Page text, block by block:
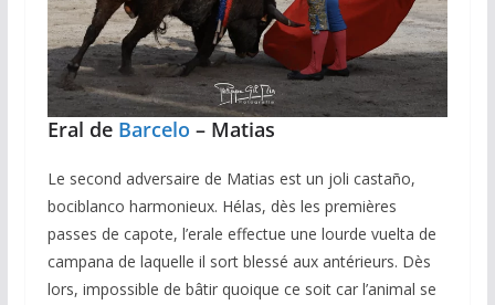
Eral de Barcelo – Matias
Le second adversaire de Matias est un joli castaño,
bociblanco harmonieux. Hélas, dès les premières
passes de capote, l’erale effectue une lourde vuelta de
campana de laquelle il sort blessé aux antérieurs. Dès
lors, impossible de bâtir quoique ce soit car l’animal se